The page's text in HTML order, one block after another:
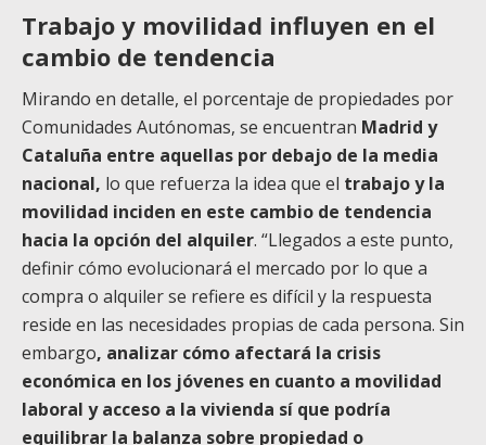
Trabajo y movilidad influyen en el
cambio de tendencia
Mirando en detalle, el porcentaje de propiedades por
Comunidades Autónomas, se encuentran Madrid y
Cataluña entre aquellas por debajo de la media
nacional, lo que refuerza la idea que el trabajo y la
movilidad inciden en este cambio de tendencia
hacia la opción del alquiler. “Llegados a este punto,
definir cómo evolucionará el mercado por lo que a
compra o alquiler se refiere es difícil y la respuesta
reside en las necesidades propias de cada persona. Sin
embargo, analizar cómo afectará la crisis
económica en los jóvenes en cuanto a movilidad
laboral y acceso a la vivienda sí que podría
equilibrar la balanza sobre propiedad o